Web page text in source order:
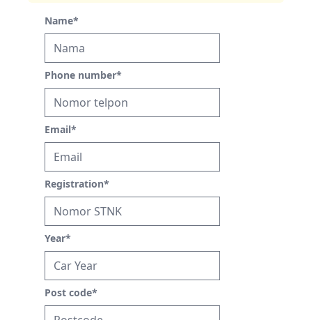
Name*
Phone number*
Email*
Registration*
Year*
Post code*